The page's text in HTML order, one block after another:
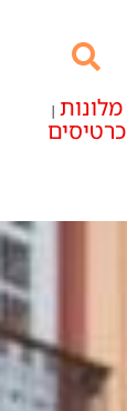
מלונות|
כרטיסים